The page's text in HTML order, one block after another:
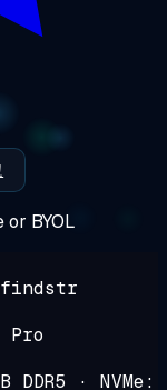
or BYOL
Pro
DDR5 · NVMe: